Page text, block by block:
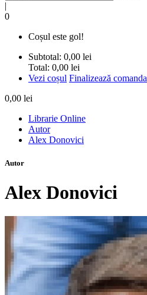
|
0
Coșul este gol!
Subtotal: 0,00 lei
Total: 0,00 lei
Vezi coșul Finalizează comanda
0,00 lei
Librarie Online
Autor
Alex Donovici
Autor
Alex Donovici